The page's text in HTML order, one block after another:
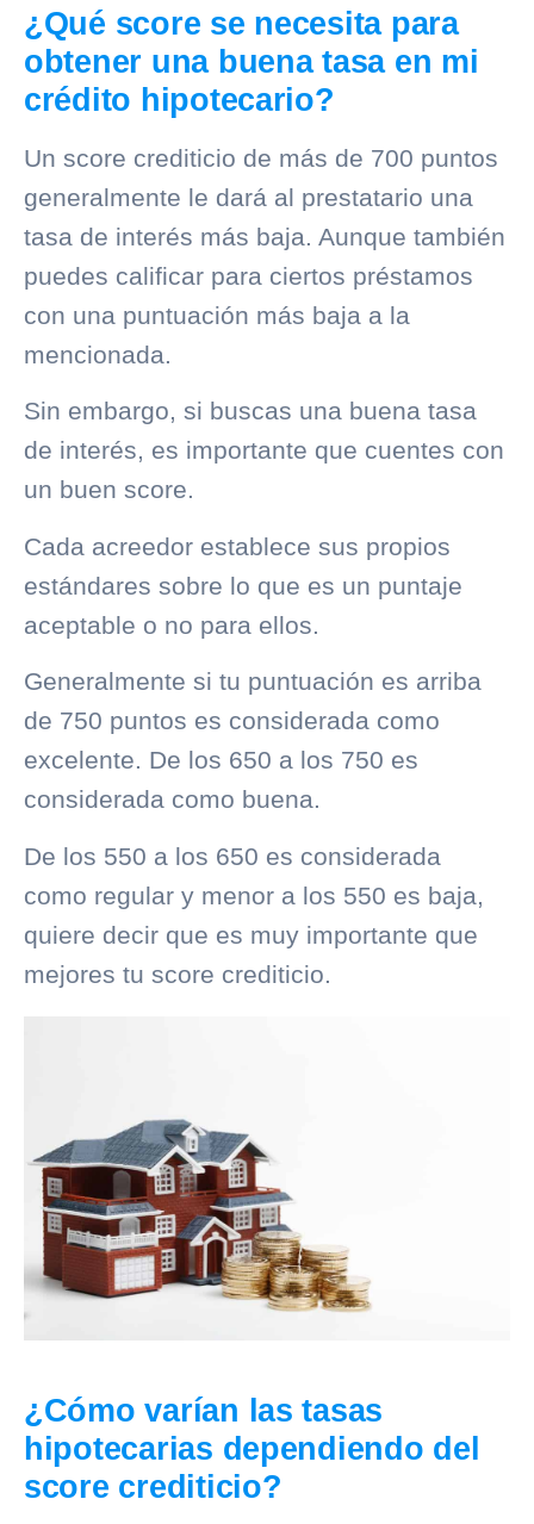
¿Qué score se necesita para
obtener una buena tasa en mi
crédito hipotecario?
Un score crediticio de más de 700 puntos
generalmente le dará al prestatario una
tasa de interés más baja. Aunque también
puedes calificar para ciertos préstamos
con una puntuación más baja a la
mencionada.
Sin embargo, si buscas una buena tasa
de interés, es importante que cuentes con
un buen score.
Cada acreedor establece sus propios
estándares sobre lo que es un puntaje
aceptable o no para ellos.
Generalmente si tu puntuación es arriba
de 750 puntos es considerada como
excelente. De los 650 a los 750 es
considerada como buena.
De los 550 a los 650 es considerada
como regular y menor a los 550 es baja,
quiere decir que es muy importante que
mejores tu score crediticio.
¿Cómo varían las tasas
hipotecarias dependiendo del
score crediticio?